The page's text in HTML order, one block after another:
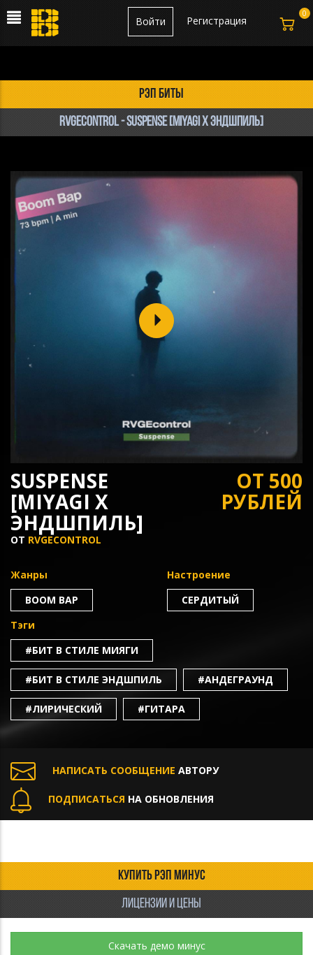
Регистрация
Войти
рэп биты
RVGEcontrol - Suspense [Miyagi x Эндшпиль]
SUSPENSE
[MIYAGI X
ЭНДШПИЛЬ]
ОТ RVGECONTROL
ОТ 500
РУБЛЕЙ
Жанры
BOOM BAP
Настроение
СЕРДИТЫЙ
Тэги
#БИТ В СТИЛЕ МИЯГИ
#БИТ В СТИЛЕ ЭНДШПИЛЬ #АНДЕГРАУНД
#ЛИРИЧЕСКИЙ #ГИТАРА
НАПИСАТЬ СООБЩЕНИЕ АВТОРУ
ПОДПИСАТЬСЯ НА ОБНОВЛЕНИЯ
КУПИТЬ РЭП МИНУС
ЛИЦЕНЗИИ И ЦЕНЫ
Скачать демо минус
0